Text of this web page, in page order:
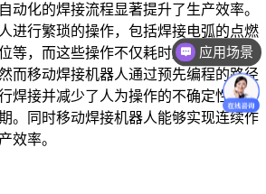
动化的焊接流程显著提升了生产效率。
进行繁琐的操作，包括焊接电弧的点燃
等，而这些操作不仅耗时还容易受到工
而移动焊接机器人通过预先编程的路径
焊接并减少了人为操作的不确定性，从
。同时移动焊接机器人能够实现连续作
效率。
应用场景